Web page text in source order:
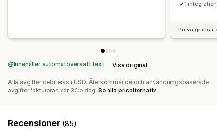
1 integration
Prova gratis i
Innehåller automatöversatt text Visa original
Alla avgifter debiteras i USD. Återkommande och användningsbaserade
avgifter faktureras var 30:e dag. Se alla prisalternativ
Recensioner (85)